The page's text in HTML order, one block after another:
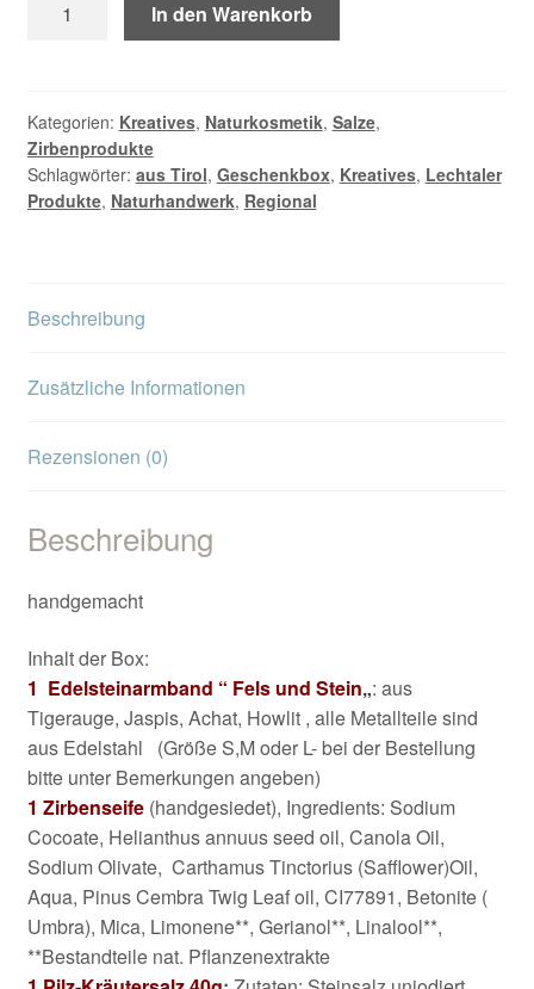
In den Warenkorb
Kategorien: Kreatives, Naturkosmetik, Salze,
Zirbenprodukte
Schlagwörter: aus Tirol, Geschenkbox, Kreatives, Lechtaler
Produkte, Naturhandwerk, Regional
Beschreibung
Zusätzliche Informationen
Rezensionen (0)
Beschreibung
handgemacht
Inhalt der Box:
1 Edelsteinarmband “ Fels und Stein„: aus
Tigerauge, Jaspis, Achat, Howlit , alle Metallteile sind
aus Edelstahl (Größe S,M oder L- bei der Bestellung
bitte unter Bemerkungen angeben)
1 Zirbenseife (handgesiedet), Ingredients: Sodium
Cocoate, Helianthus annuus seed oil, Canola Oil,
Sodium Olivate, Carthamus Tinctorius (Safflower)Oil,
Aqua, Pinus Cembra Twig Leaf oil, CI77891, Betonite (
Umbra), Mica, Limonene**, Gerianol**, Linalool**,
**Bestandteile nat. Pflanzenextrakte